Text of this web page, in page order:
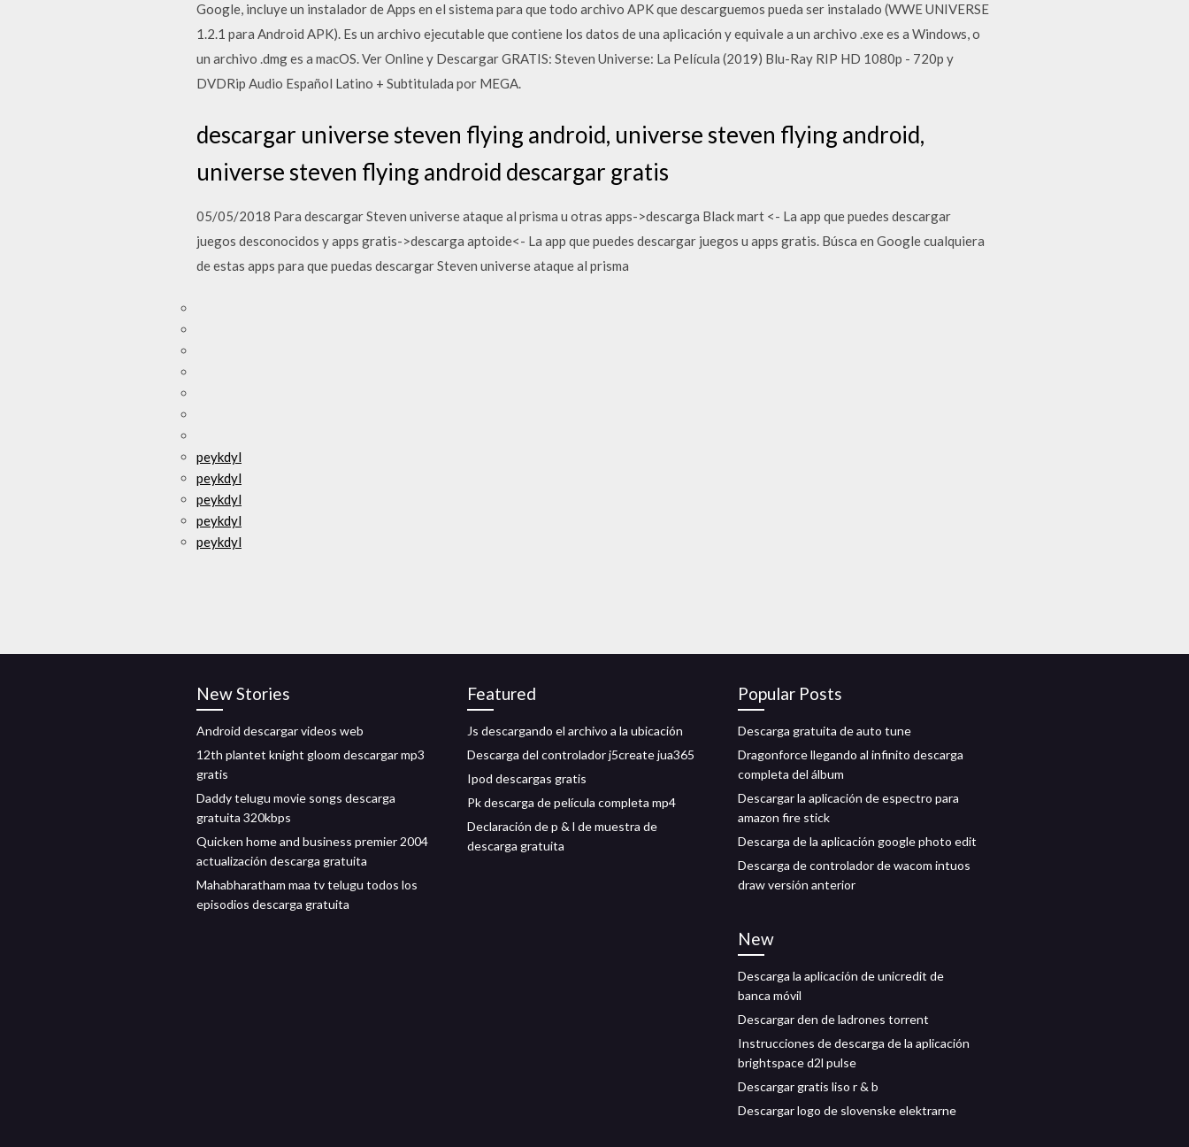
Google, incluye un instalador de Apps en el sistema para que todo archivo APK que descarguemos pueda ser instalado (WWE UNIVERSE
1.2.1 para Android APK). Es un archivo ejecutable que contiene los datos de una aplicación y equivale a un archivo .exe es a Windows, o
un archivo .dmg es a macOS. Ver Online y Descargar GRATIS: Steven Universe: La Película (2019) Blu-Ray RIP HD 1080p - 720p y
DVDRip Audio Español Latino + Subtitulada por MEGA.
descargar universe steven flying android, universe steven flying android,
universe steven flying android descargar gratis
05/05/2018 Para descargar Steven universe ataque al prisma u otras apps->descarga Black mart <- La app que puedes descargar
juegos desconocidos y apps gratis->descarga aptoide<- La app que puedes descargar juegos u apps gratis. Búsca en Google cualquiera
de estas apps para que puedas descargar Steven universe ataque al prisma
peykdyl
peykdyl
peykdyl
peykdyl
peykdyl
New Stories
Android descargar videos web
12th plantet knight gloom descargar mp3
gratis
Daddy telugu movie songs descarga
gratuita 320kbps
Quicken home and business premier 2004
actualización descarga gratuita
Mahabharatham maa tv telugu todos los
episodios descarga gratuita
Featured
Js descargando el archivo a la ubicación
Descarga del controlador j5create jua365
Ipod descargas gratis
Pk descarga de película completa mp4
Declaración de p & l de muestra de
descarga gratuita
Popular Posts
Descarga gratuita de auto tune
Dragonforce llegando al infinito descarga
completa del álbum
Descargar la aplicación de espectro para
amazon fire stick
Descarga de la aplicación google photo edit
Descarga de controlador de wacom intuos
draw versión anterior
New
Descarga la aplicación de unicredit de
banca móvil
Descargar den de ladrones torrent
Instrucciones de descarga de la aplicación
brightspace d2l pulse
Descargar gratis liso r & b
Descargar logo de slovenske elektrarne